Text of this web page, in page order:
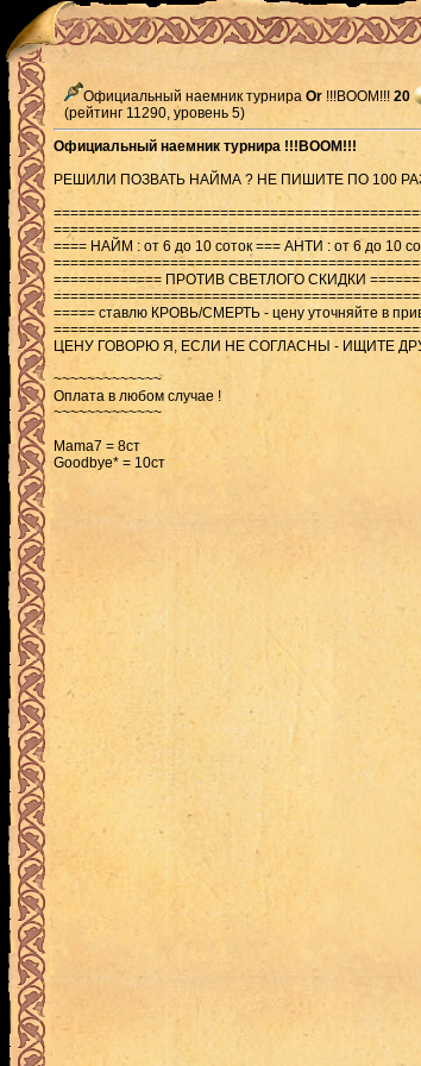
Официальный наемник турнира Or !!!BOOM!!! 20
(рейтинг 11290, уровень 5)
Официальный наемник турнира !!!BOOM!!!
РЕШИЛИ ПОЗВАТЬ НАЙМА ? НЕ ПИШИТЕ ПО 100
==== НАЙМ : от 6 до 10 соток === АНТИ : от 6 до 10
============= ПРОТИВ СВЕТЛОГО СКИДКИ
===== ставлю КРОВЬ/СМЕРТЬ - цену уточняйте в
ЦЕНУ ГОВОРЮ Я, ЕСЛИ НЕ СОГЛАСНЫ - ИЩИТЕ
~~~~~~~~~~~~~
Оплата в любом случае !
~~~~~~~~~~~~~
Mama7 = 8ст
Goodbye* = 10ст